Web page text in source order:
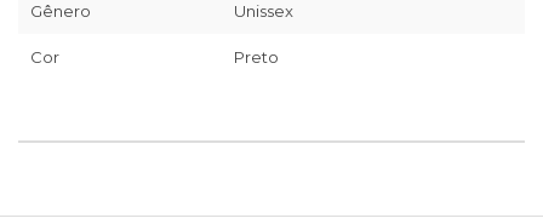
Gênero Unissex
Cor Preto